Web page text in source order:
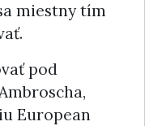
miestny tím
pod
European